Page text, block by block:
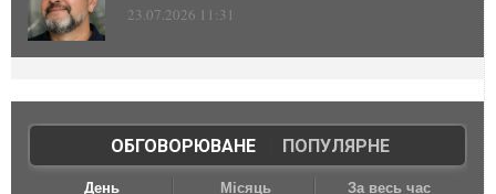
23.07.2026 11:31
ОБГОВОРЮВАНЕ| ПОПУЛЯРНЕ
День Місяць За весь час